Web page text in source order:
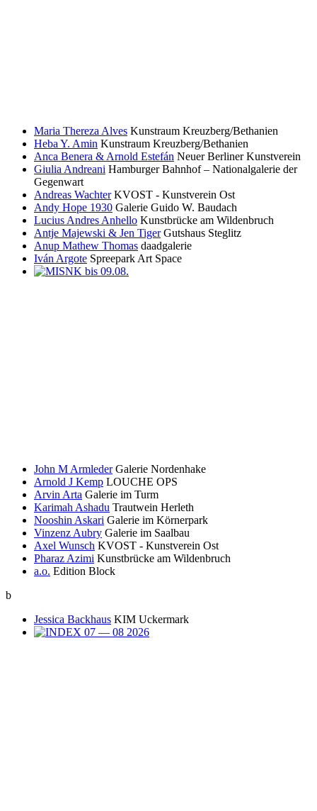
Maria Thereza Alves Kunstraum Kreuzberg/Bethanien
Heba Y. Amin Kunstraum Kreuzberg/Bethanien
Anca Benera & Arnold Estefán Neuer Berliner Kunstverein
Giulia Andreani Hamburger Bahnhof – Nationalgalerie der
Gegenwart
Andreas Wachter KVOST - Kunstverein Ost
Andy Hope 1930 Galerie Guido W. Baudach
Lucius Andres Anhello Kunstbrücke am Wildenbruch
Antje Majewski & Jen Tiger Gutshaus Steglitz
Anup Mathew Thomas daadgalerie
Iván Argote Spreepark Art Space
John M Armleder Galerie Nordenhake
Arnold J Kemp LOUCHE OPS
Arvin Arta Galerie im Turm
Karimah Ashadu Trautwein Herleth
Nooshin Askari Galerie im Körnerpark
Vinzenz Aubry Galerie im Saalbau
Axel Wunsch KVOST - Kunstverein Ost
Pharaz Azimi Kunstbrücke am Wildenbruch
a.o. Edition Block
b
Jessica Backhaus KIM Uckermark